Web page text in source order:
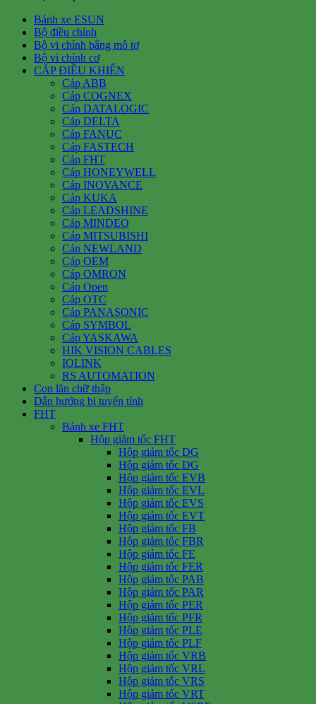
Bánh xe ESUN
Bộ điều chỉnh
Bộ vi chỉnh bằng mô tơ
Bộ vi chỉnh cơ
CÁP ĐIỀU KHIỂN
Cáp ABB
Cáp COGNEX
Cáp DATALOGIC
Cáp DELTA
Cáp FANUC
Cáp FASTECH
Cáp FHT
Cáp HONEYWELL
Cáp INOVANCE
Cáp KUKA
Cáp LEADSHINE
Cáp MINDEO
Cáp MITSUBISHI
Cáp NEWLAND
Cáp OEM
Cáp OMRON
Cáp Open
Cáp OTC
Cáp PANASONIC
Cáp SYMBOL
Cáp YASKAWA
HIK VISION CABLES
IOLINK
RS AUTOMATION
Con lăn chữ thập
Dẫn hướng bi tuyến tính
FHT
Bánh xe FHT
Hộp giảm tốc FHT
Hộp giảm tốc DG
Hộp giảm tốc DG
Hộp giảm tốc EVB
Hộp giảm tốc EVL
Hộp giảm tốc EVS
Hộp giảm tốc EVT
Hộp giảm tốc FB
Hộp giảm tốc FBR
Hộp giảm tốc FE
Hộp giảm tốc FER
Hộp giảm tốc PAB
Hộp giảm tốc PAR
Hộp giảm tốc PER
Hộp giảm tốc PFR
Hộp giảm tốc PLE
Hộp giảm tốc PLF
Hộp giảm tốc VRB
Hộp giảm tốc VRL
Hộp giảm tốc VRS
Hộp giảm tốc VRT